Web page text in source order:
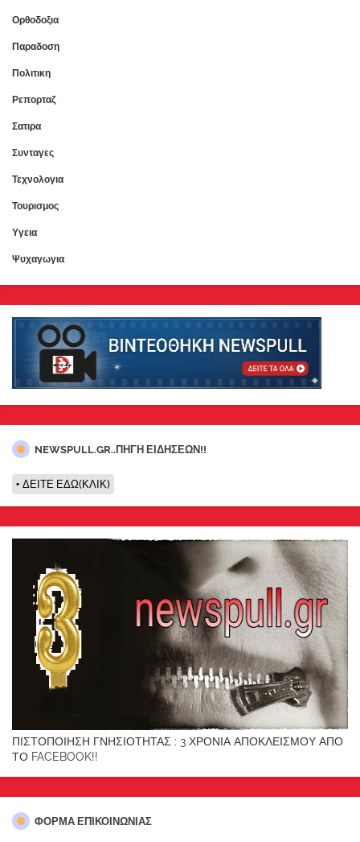
Ορθοδοξια
Παραδοση
Πολιτικη
Ρεπορταζ
Σατιρα
Συνταγες
Τεχνολογια
Τουρισμος
Υγεια
Ψυχαγωγια
NEWSPULL.GR..ΠΗΓΗ ΕΙΔΗΣΕΩΝ!!
ΔΕΙΤΕ ΕΔΩ(ΚΛΙΚ)
ΠΙΣΤΟΠΟΙΗΣΗ ΓΝΗΣΙΟΤΗΤΑΣ : 3 ΧΡΟΝΙΑ ΑΠΟΚΛΕΙΣΜΟΥ ΑΠΟ
ΤΟ FACEBOOK!!
ΦΌΡΜΑ ΕΠΙΚΟΙΝΩΝΊΑΣ